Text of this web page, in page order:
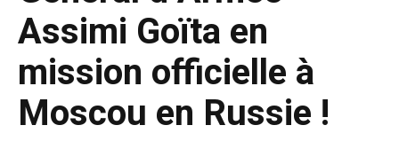
Assimi Goïta en
mission officielle à
Moscou en Russie !